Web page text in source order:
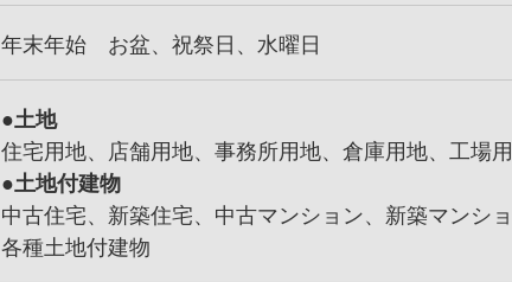
年末年始 お盆、祝祭日、水曜日
●土地
住宅用地、店舗用地、事務所用地、倉庫用地、工場
●土地付建物
中古住宅、新築住宅、中古マンション、新築マンシ
各種土地付建物